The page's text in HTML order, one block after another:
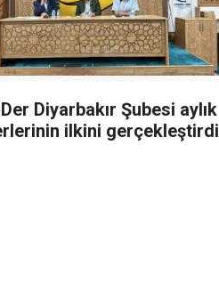
Diyarbakır Şubesi aylık
ilkini gerçekleştirdi